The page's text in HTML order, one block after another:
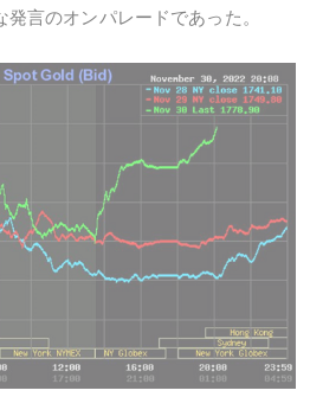
言のオンパレードであった。